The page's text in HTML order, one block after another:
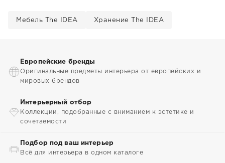
Мебель The IDEA Хранение The IDEA
Европейские бренды
Оригинальные предметы интерьера от европейских и
мировых брендов
Интерьерный отбор
Коллекции, подобранные с вниманием к эстетике и
сочетаемости
Подбор под ваш интерьер
Всё для интерьера в одном каталоге